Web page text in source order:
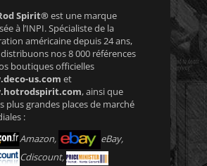
Spirit®est une marque
à l’INPI. Spécialiste de la
américaine depuis 24 ans,
nos 8 000 références
boutiques officielles
us.com et
, ainsi que
plus grandes places de marché
:
Amazon,
eBay,
Cdiscount,